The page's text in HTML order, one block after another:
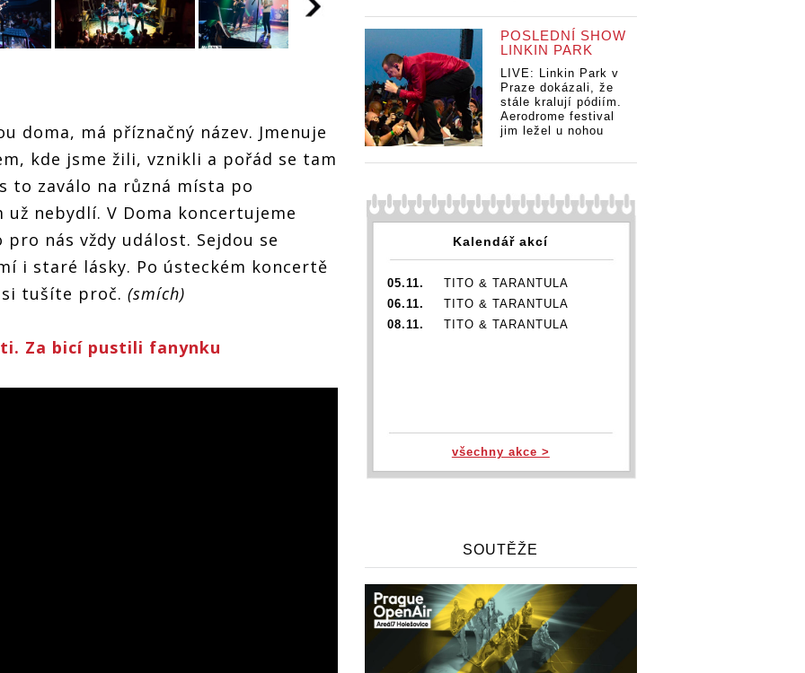
má
Corporation
vzpomíná, jak
vypravili autobus
do Divadla pod
Unger ze Zrní má
nejradši zapadlá
místa
Corporation
vzpomíná, jak
vypravili autobus
do Divadla pod
Lampou a Honza
Unger ze Zrní má
nejradši zapadlá
místa
ANKETA | Klub,
kde jsem doma:
Petr Škarohlíd z
Hentai
Corporation
vzpomíná, jak
vypravili autobus
Lampou a Honza
Unger ze Zrní má
ANKETA | Klub,
kde jsem doma:
Petr Škarohlíd z
Hentai
Corporation
vypravili autobus
Lampou a Honza
Unger ze Zrní má
místa
doma, má příznačný název. Jmenuje
kde jsme žili, vznikli a pořád se tam
to zaválo na různá místa po
nebydlí. V Doma koncertujeme
nás vždy událost. Sejdou se
i staré lásky. Po ústeckém koncertě
tušíte proč. (smích)
Za bicí pustili fanynku
POSLEDNÍ SHOW
LINKIN PARK
LIVE: Linkin Park v
Praze dokázali, že
stále kralují pódiím.
Aerodrome festival
jim ležel u nohou
Kalendář akcí
05.11.
TITO & TARANTULA
06.11.
TITO & TARANTULA
08.11.
TITO & TARANTULA
všechny akce >
SOUTĚŽE